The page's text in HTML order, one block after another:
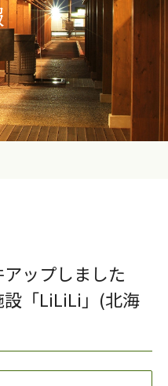
ップしました
設「LiLiLi」(北海